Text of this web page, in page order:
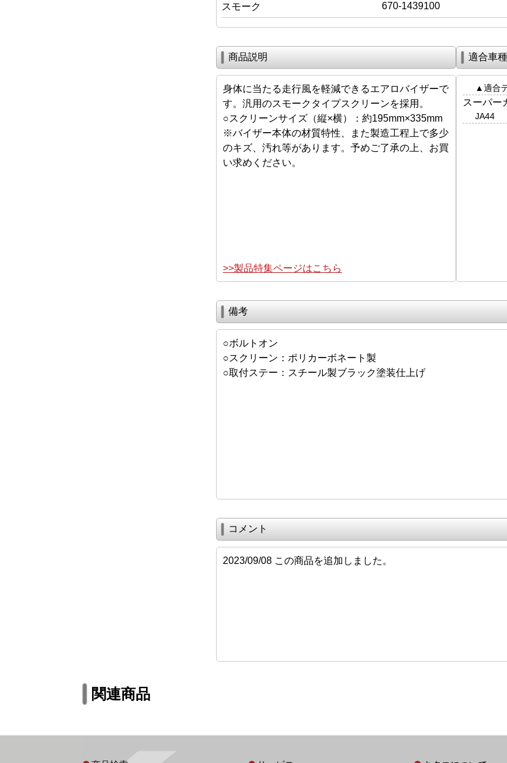
スモーク 670-1439100
商品説明
身体に当たる走行風を軽減できるエアロバイザーで
す。汎用のスモークタイプスクリーンを採用。
○スクリーンサイズ（縦×横）：約195mm×335mm
※バイザー本体の材質特性、また製造工程上で多少
のキズ、汚れ等があります。予めご了承の上、お買
い求めください。
>>製品特集ページはこちら
適合車種
▲適合
スーパー
JA44
備考
○ボルトオン
○スクリーン：ポリカーボネート製
○取付ステー：スチール製ブラック塗装仕上げ
コメント
2023/09/08 この商品を追加しました。
関連商品